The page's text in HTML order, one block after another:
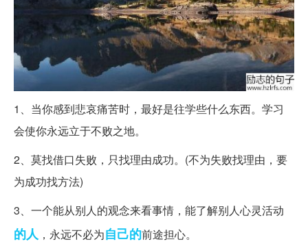
1、当你感到悲哀痛苦时，最好是往学些什么东西。学习
会使你永远立于不败之地。
2、莫找借口失败，只找理由成功。(不为失败找理由，要
为成功找方法)
3、一个能从别人的观念来看事情，能了解别人心灵活动
的人 ，永远不必为自己的前途担心。